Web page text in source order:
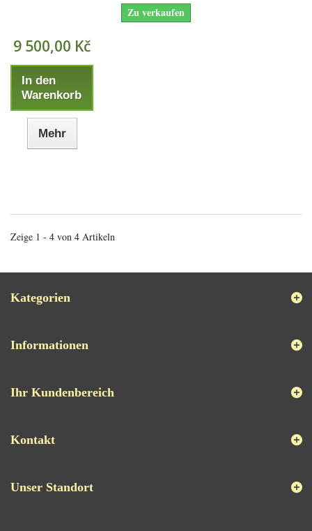
Zu verkaufen
9 500,00 Kč
In den
Warenkorb
Mehr
Zeige 1 - 4 von 4 Artikeln
Kategorien
Informationen
Ihr Kundenbereich
Kontakt
Unser Standort